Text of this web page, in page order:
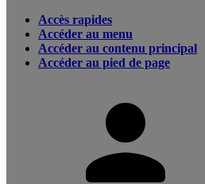
Accès rapides
Accéder au menu
Accéder au contenu principal
Accéder au pied de page